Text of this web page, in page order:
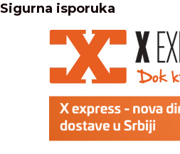
Sigurna isporuka